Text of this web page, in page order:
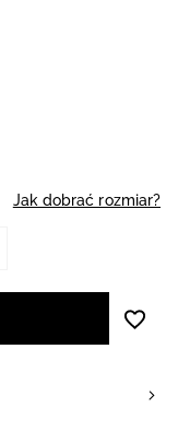
Jak dobrać rozmiar?